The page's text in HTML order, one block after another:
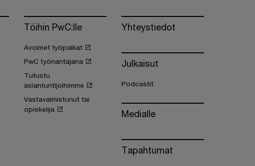
Töihin PwC:lle
Avoimet työpaikat
PwC työnantajana
Tutustu
asiantuntijoihimme
Vastavalmistunut tai
opiskelija
Yhteystiedot
Julkaisut
Podcastit
Medialle
Tapahtumat